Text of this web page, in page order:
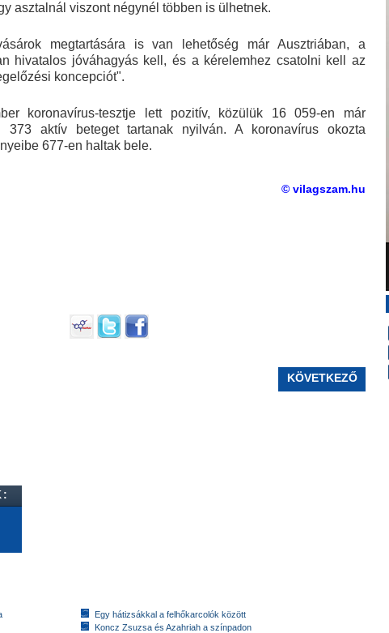
asztalnál viszont négynél többen is ülhetnek.
megtartására is van lehetőség már Ausztriában, a
hivatalos jóváhagyás kell, és a kérelemhez csatolni kell az
koncepciót".
koronavírus-tesztje lett pozitív, közülük 16 059-en már
373 aktív beteget tartanak nyilván. A koronavírus okozta
677-en haltak bele.
© vilagszam.hu
KÖVETKEZŐ
Egy hátizsákkal a felhőkarcolók között
Koncz Zsuzsa és Azahriah a színpadon